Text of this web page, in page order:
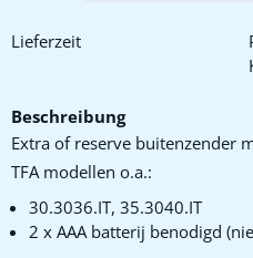
Lieferzeit
Beschreibung
Extra of reserve buitenzender
TFA modellen o.a.:
30.3036.IT, 35.3040.IT
2 x AAA batterij benodigd